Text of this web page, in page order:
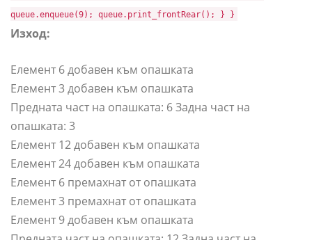
queue.enqueue(9); queue.print_frontRear(); } }
Изход:
Елемент 6 добавен към опашката
Елемент 3 добавен към опашката
Предната част на опашката: 6 Задна част на
опашката: 3
Елемент 12 добавен към опашката
Елемент 24 добавен към опашката
Елемент 6 премахнат от опашката
Елемент 3 премахнат от опашката
Елемент 9 добавен към опашката